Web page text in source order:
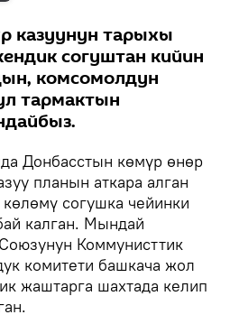
казуунун тарыхы
согуштан кийин
комсомолдун
тармактын
Донбасстын көмүр өнөр
планын аткара алган
согушка чейинки
калган. Мындай
Коммунисттик
комитети башкача жол
жаштарга шахтада келип